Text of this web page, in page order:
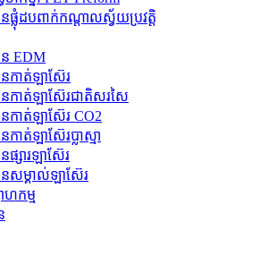
ផ្លុំដបពាក់កណ្តាលស្វ័យប្រវត្តិ
EDM
កាត់ឡាស៊ែរ
កាត់ឡាស៊ែរជាតិសរសៃ
កាត់ឡាស៊ែរ CO2
ាត់ឡាស៊ែរប្លាស្មា
ផ្សារឡាស៊ែរ
សម្គាល់ឡាស៊ែរ
ហកម្ម